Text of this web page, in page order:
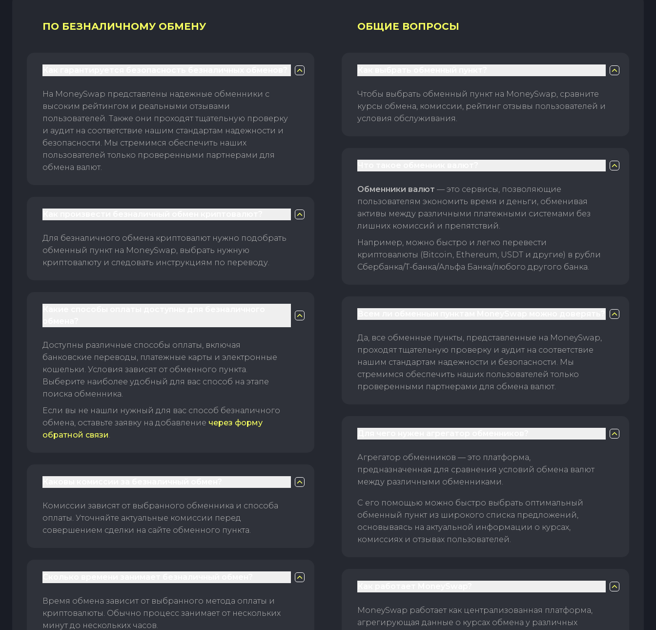
ПО БЕЗНАЛИЧНОМУ ОБМЕНУ
На MoneySwap представлены надежные обменники с
высоким рейтингом и реальными отзывами
пользователей. Также они проходят тщательную проверку
и аудит на соответствие нашим стандартам надежности и
безопасности. Мы стремимся обеспечить наших
пользователей только проверенными партнерами для
обмена валют.
Для безналичного обмена криптовалют нужно подобрать
обменный пункт на MoneySwap, выбрать нужную
криптовалюту и следовать инструкциям по переводу.
Доступны различные способы оплаты, включая
банковские переводы, платежные карты и электронные
кошельки. Условия зависят от обменного пункта.
Выберите наиболее удобный для вас способ на этапе
поиска обменника.
Если вы не нашли нужный для вас способ безналичного
обмена, оставьте заявку на добавление через форму
обратной связи.
Комиссии зависят от выбранного обменника и способа
оплаты. Уточняйте актуальные комиссии перед
совершением сделки на сайте обменного пункта.
Время обмена зависит от выбранного метода оплаты и
криптовалюты. Обычно процесс занимает от нескольких
минут до нескольких часов.
ОБЩИЕ ВОПРОСЫ
Чтобы выбрать обменный пункт на MoneySwap, сравните
курсы обмена, комиссии, рейтинг отзывы пользователей и
условия обслуживания.
Обменники валют — это сервисы, позволяющие
пользователям экономить время и деньги, обменивая
активы между различными платежными системами без
лишних комиссий и препятствий.
Например, можно быстро и легко перевести
криптовалюты (Bitcoin, Ethereum, USDT и другие) в рубли
Сбербанка/Т-банка/Альфа Банка/любого другого банка.
Да, все обменные пункты, представленные на MoneySwap,
проходят тщательную проверку и аудит на соответствие
нашим стандартам надежности и безопасности. Мы
стремимся обеспечить наших пользователей только
проверенными партнерами для обмена валют.
Агрегатор обменников — это платформа,
предназначенная для сравнения условий обмена валют
между различными обменниками.
С его помощью можно быстро выбрать оптимальный
обменный пункт из широкого списка предложений,
основываясь на актуальной информации о курсах,
комиссиях и отзывах пользователей.
MoneySwap работает как централизованная платформа,
агрегирующая данные о курсах обмена у различных